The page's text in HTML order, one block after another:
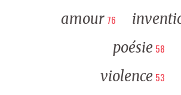
amour 76
poésie 58
violence 53